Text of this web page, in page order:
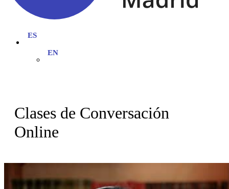
Clases de Conversación
Online